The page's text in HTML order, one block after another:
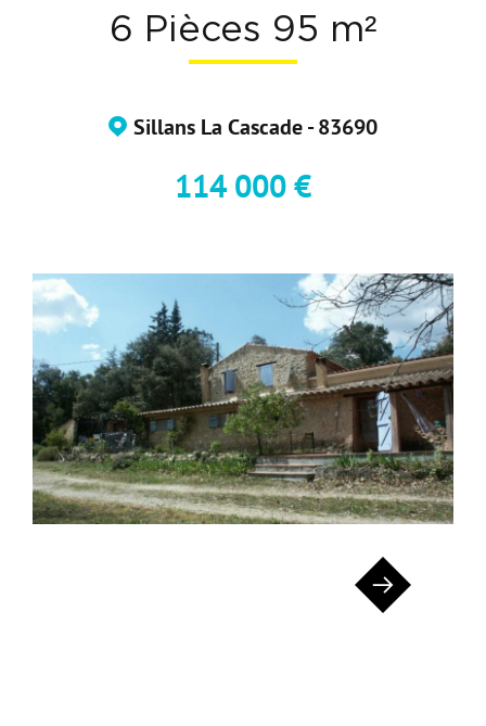
Nos Formations
6 Pièces 95 m²
Sillans La Cascade - 83690
114 000 €